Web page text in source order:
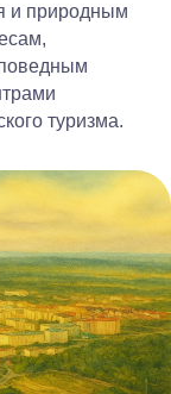
и природным
туризма.